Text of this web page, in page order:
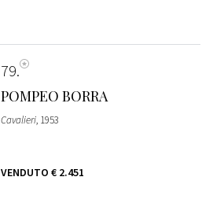
79
POMPEO BORRA
Cavalieri, 1953
VENDUTO € 2.451